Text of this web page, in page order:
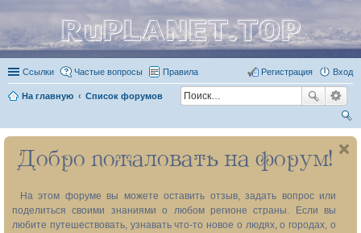
RuPLANET.TOP
Ссылки Частые вопросы Правила Вход
Регистрация
На главную Список форумов
ои
ск
Добро пожаловать на форум!
На этом форуме вы можете оставить отзыв, задать вопрос или
поделиться своими знаниями о любом регионе страны. Если вы
любите путешествовать, узнавать что-то новое о людях, о городах, о